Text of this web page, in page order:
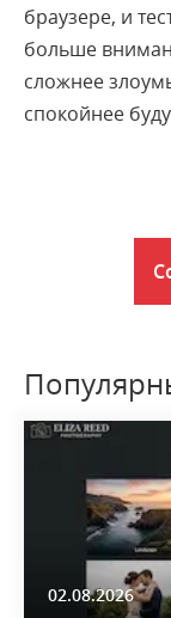
браузере, и
больше
сложнее
спокойнее
02.08.2026